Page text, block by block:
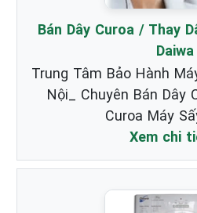
Bán Dây Curoa / Thay
Daiwa
Trung Tâm Bảo Hành
Nội_ Chuyên Bán Dây
Curoa Máy
Xem chi